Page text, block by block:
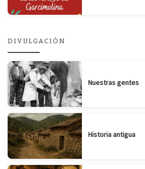
DIVULGACIÓN
Nuestras gentes
Historia antigua